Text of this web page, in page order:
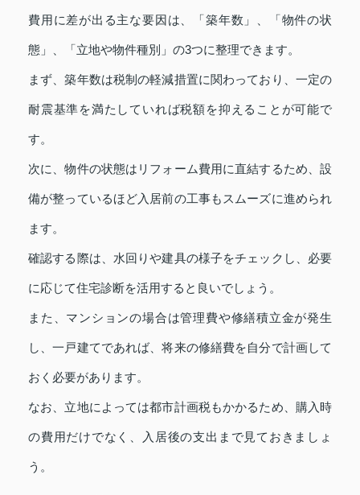
費用に差が出る主な要因は、「築年数」、「物件の状
態」、「立地や物件種別」の3つに整理できます。
まず、築年数は税制の軽減措置に関わっており、一定の
耐震基準を満たしていれば税額を抑えることが可能で
す。
次に、物件の状態はリフォーム費用に直結するため、設
備が整っているほど入居前の工事もスムーズに進められ
ます。
確認する際は、水回りや建具の様子をチェックし、必要
に応じて住宅診断を活用すると良いでしょう。
また、マンションの場合は管理費や修繕積立金が発生
し、一戸建てであれば、将来の修繕費を自分で計画して
おく必要があります。
なお、立地によっては都市計画税もかかるため、購入時
の費用だけでなく、入居後の支出まで見ておきましょ
う。